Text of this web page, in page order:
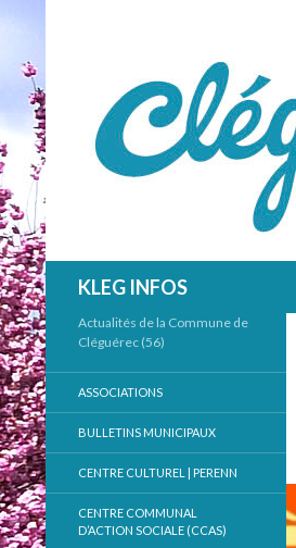
KLEG INFOS
Actualités de la Commune de
Cléguérec (56)
ASSOCIATIONS
BULLETINS MUNICIPAUX
CENTRE CULTUREL | PERENN
CENTRE COMMUNAL
D’ACTION SOCIALE (CCAS)